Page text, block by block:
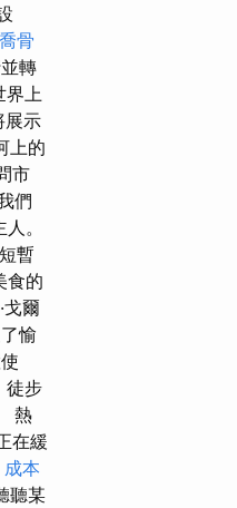
喬骨
轉
界上
展示
上的
市
們
。
暫
食的
戈爾
愉
徒步
熱
在緩
本
聽某